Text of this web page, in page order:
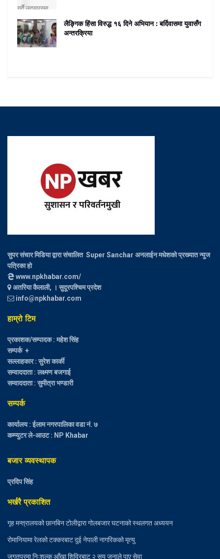
लैङ्गिक हिंसा विरुद्ध १६ दिने अभियान : बर्दिवासमा युवासँग
अन्तरक्रिया
सुपर संचार मिडिया द्वारा संचालित Super Sanchar अनलाईन मधेशको प्रख्यात न्युज
पत्रिका हो
www.npkhabar.com/
अतरिया कैलाली, । सुदूरपश्चिम प्रदेश
info@npkhabar.com
हाम्रो टिम
प्रकाशक/सम्पादक : महेश सिंह
सम्पर्क +
सल्लाहकार : सुरेश कार्की
सम्वाददाता : लक्ष्मण बजगाई
सम्वाददाता : सुमीत्रा भण्डारी
सम्पर्क
कार्यालय : ईलाम नगरपालिका वडा नं. ७
कम्प्युटर ले-आउट : NP Khabar
बजार व्यवस्थापक
प्रदिप सिंह
भर्खरै प्रकाशित
गृह मन्त्रालयको छानबिन टोलीद्वारा गोलबजार घटनाको स्थलगत अध्ययन
रोमानियामा रेलको टक्करबाट दुई नेपाली नागरिकको मृत्यु
जगतपुरमा निःशुल्क आँखा शिविरबाट २ सय जनाले पाए सेवा